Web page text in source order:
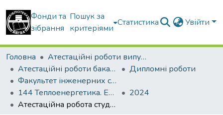
Фонди та
зібрання
Пошук за
критеріями
Статистика Увійти
Головна
Атестаційні роботи випускників
Атестаційні роботи бакалаврів
Дипломні роботи
Факультет інженерних систем та екології
144 Теплоенергетика. Енергетичний менеджмент, енергоефективні муніципальні та промислові теплові технології
2024
Атестаційна робота студента Барилюка Дмитра Владиславовича